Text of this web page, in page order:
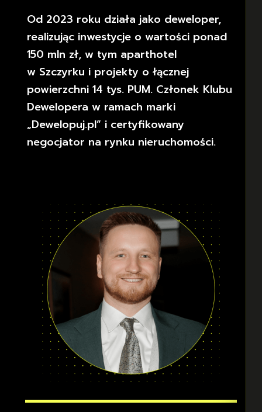
Od 2023 roku działa jako deweloper,
realizując inwestycje o wartości ponad
150 mln zł, w tym aparthotel
w Szczyrku i projekty o łącznej
powierzchni 14 tys. PUM. Członek Klubu
Dewelopera w ramach marki
„Dewelopuj.pl” i certyfikowany
negocjator na rynku nieruchomości.